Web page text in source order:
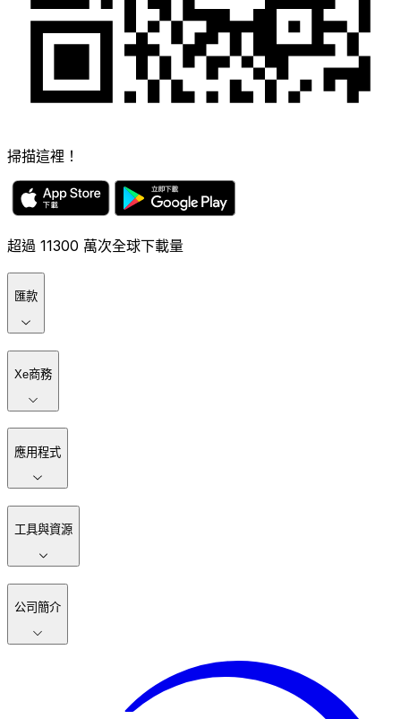
掃描這裡！
超過 11300 萬次全球下載量
匯款
Xe商務
應用程式
工具與資源
公司簡介